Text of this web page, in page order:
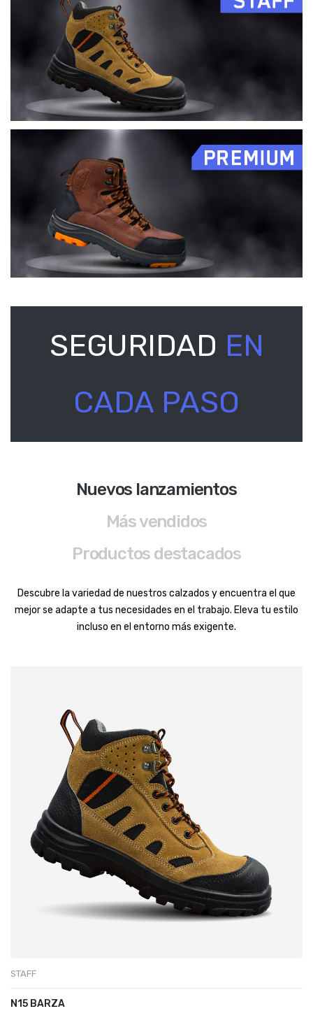
SEGURIDAD EN
CADA PASO
Nuevos lanzamientos
Más vendidos
Productos destacados
Descubre la variedad de nuestros calzados y encuentra el que
mejor se adapte a tus necesidades en el trabajo. Eleva tu estilo
incluso en el entorno más exigente.
STAFF
N15 BARZA